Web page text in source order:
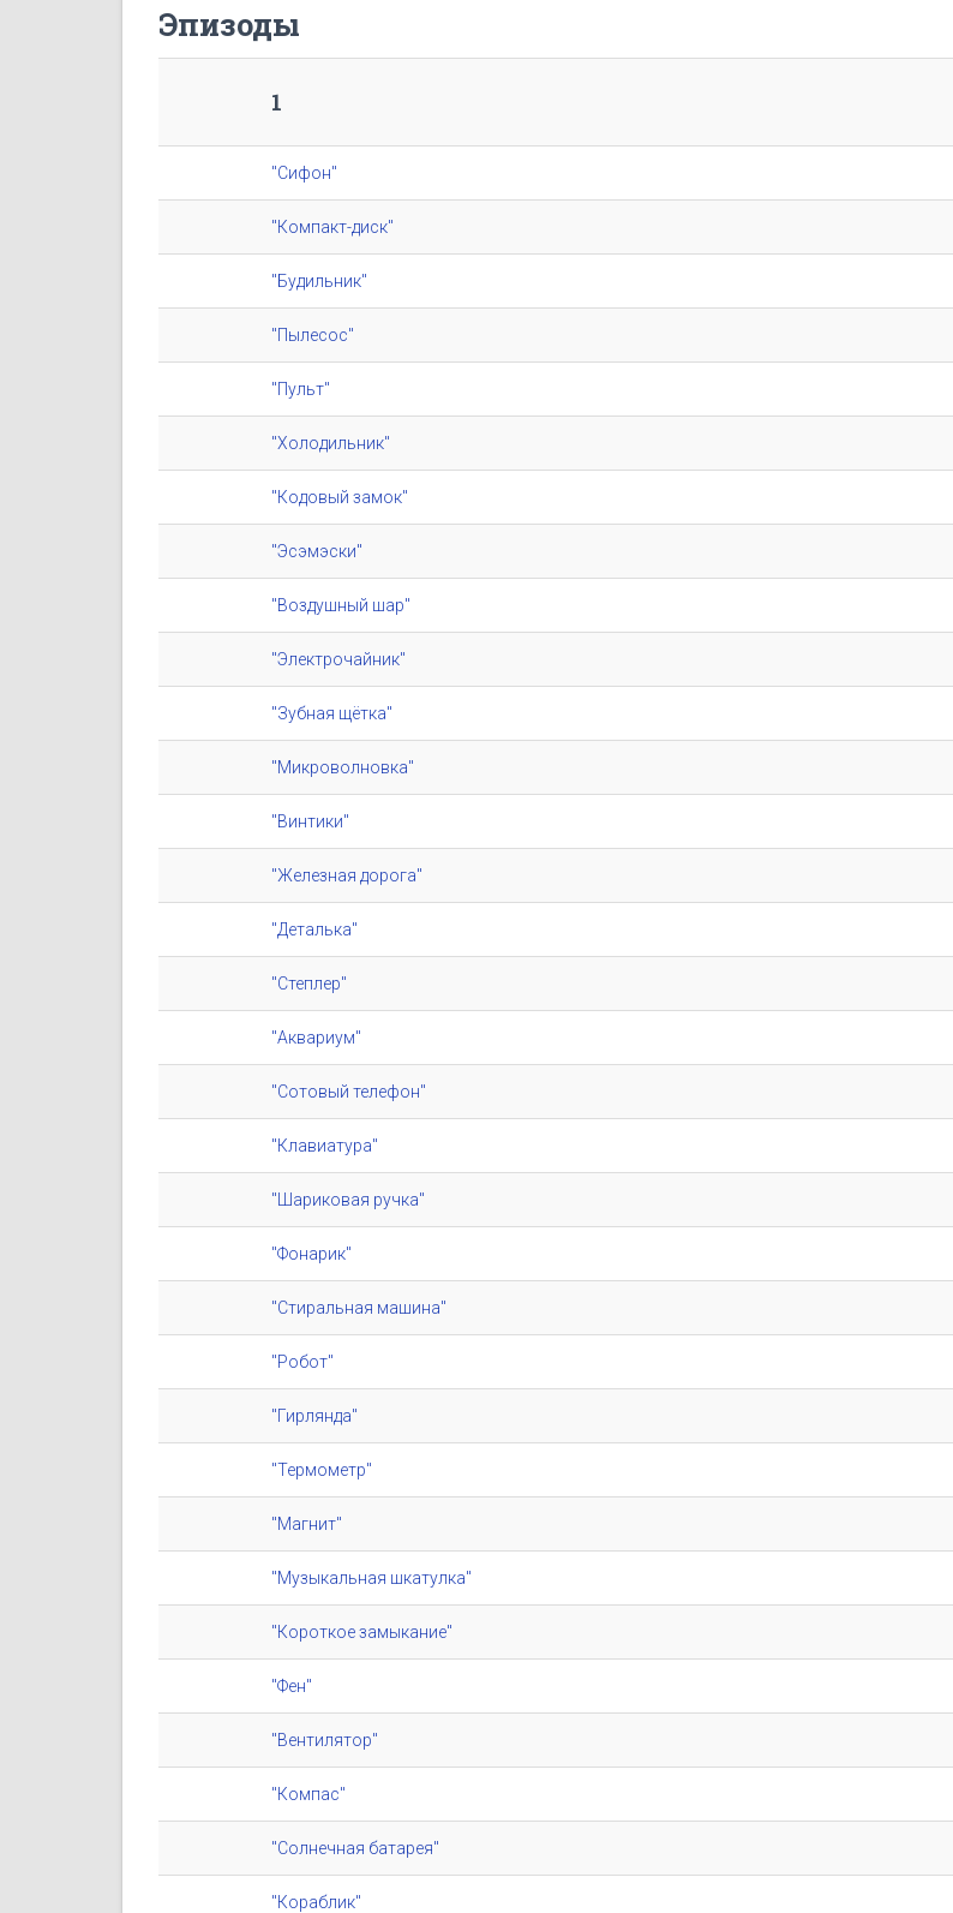
Эпизоды
1
"Сифон"
"Компакт-диск"
"Будильник"
"Пылесос"
"Пульт"
"Холодильник"
"Кодовый замок"
"Эсэмэски"
"Воздушный шар"
"Электрочайник"
"Зубная щётка"
"Микроволновка"
"Винтики"
"Железная дорога"
"Деталька"
"Степлер"
"Аквариум"
"Сотовый телефон"
"Клавиатура"
"Шариковая ручка"
"Фонарик"
"Стиральная машина"
"Робот"
"Гирлянда"
"Термометр"
"Магнит"
"Музыкальная шкатулка"
"Короткое замыкание"
"Фен"
"Вентилятор"
"Компас"
"Солнечная батарея"
"Кораблик"